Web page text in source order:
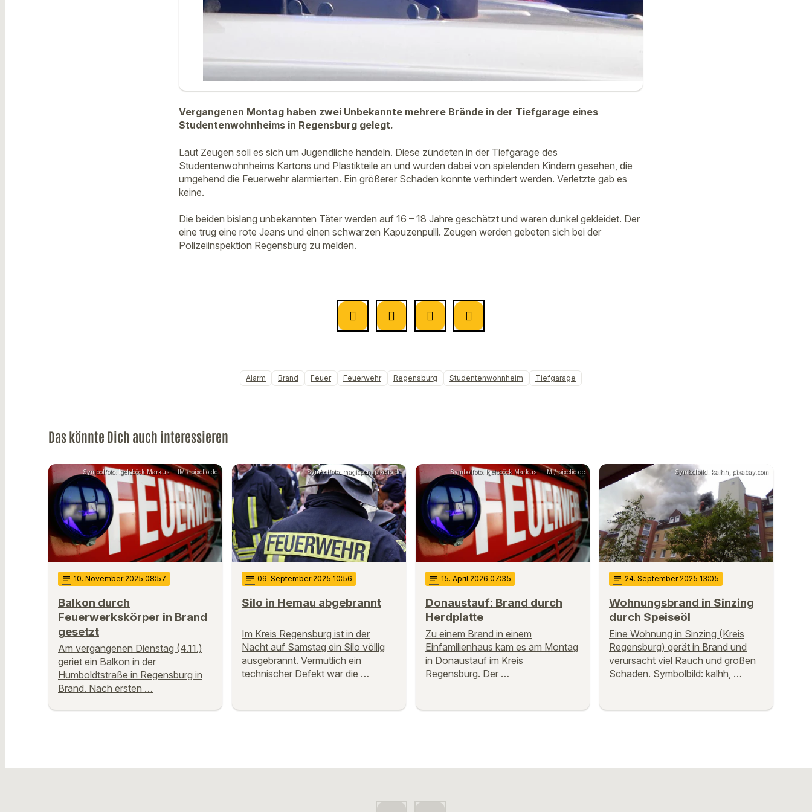
Vergangenen Montag haben zwei Unbekannte mehrere Brände in der Tiefgarage eines
Studentenwohnheims in Regensburg gelegt.
Laut Zeugen soll es sich um Jugendliche handeln. Diese zündeten in der Tiefgarage des
Studentenwohnheims Kartons und Plastikteile an und wurden dabei von spielenden Kindern gesehen, die
umgehend die Feuerwehr alarmierten. Ein größerer Schaden konnte verhindert werden. Verletzte gab es
keine.
Die beiden bislang unbekannten Täter werden auf 16 – 18 Jahre geschätzt und waren dunkel gekleidet. Der
eine trug eine rote Jeans und einen schwarzen Kapuzenpulli. Zeugen werden gebeten sich bei der
Polizeiinspektion Regensburg zu melden.
Alarm Brand Feuer Feuerwehr Regensburg Studentenwohnheim Tiefgarage
Das könnte Dich auch interessieren
Symbolfoto: Igelsböck Markus - .IM / pixelio.de
notes 10. November 2025 08:57
Balkon durch
Feuerwerkskörper in Brand
gesetzt
Am vergangenen Dienstag (4.11.)
geriet ein Balkon in der
Humboldtstraße in Regensburg in
Brand. Nach ersten …
Symbolfoto: magicpen, pixelio.de
notes 09. September 2025 10:56
Silo in Hemau abgebrannt
Im Kreis Regensburg ist in der
Nacht auf Samstag ein Silo völlig
ausgebrannt. Vermutlich ein
technischer Defekt war die …
Symbolfoto: Igelsböck Markus - .IM / pixelio.de
notes 15. April 2026 07:35
Donaustauf: Brand durch
Herdplatte
Zu einem Brand in einem
Einfamilienhaus kam es am Montag
in Donaustauf im Kreis
Regensburg. Der …
Symbolbild: kalhh, pixabay.com
notes 24. September 2025 13:05
Wohnungsbrand in Sinzing
durch Speiseöl
Eine Wohnung in Sinzing (Kreis
Regensburg) gerät in Brand und
verursacht viel Rauch und großen
Schaden. Symbolbild: kalhh, …